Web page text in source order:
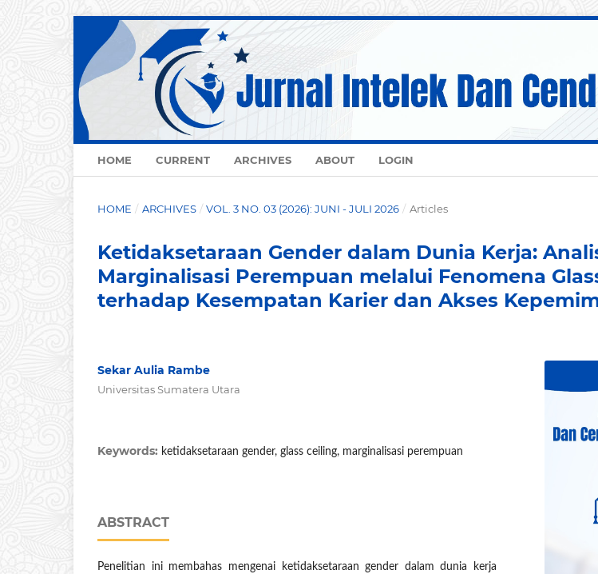
HOME CURRENT ARCHIVES ABOUT LOGIN
HOME / ARCHIVES / VOL. 3 NO. 03 (2026): JUNI - JULI 2026 / Articles
Ketidaksetaraan Gender dalam Dunia Kerja:
Marginalisasi Perempuan melalui Fenomena
terhadap Kesempatan Karier dan Akses
Sekar Aulia Rambe
Universitas Sumatera Utara
Keywords: ketidaksetaraan gender, glass ceiling, marginalisasi perempuan
ABSTRACT
Penelitian ini membahas mengenai ketidaksetaraan gender dalam dunia kerja